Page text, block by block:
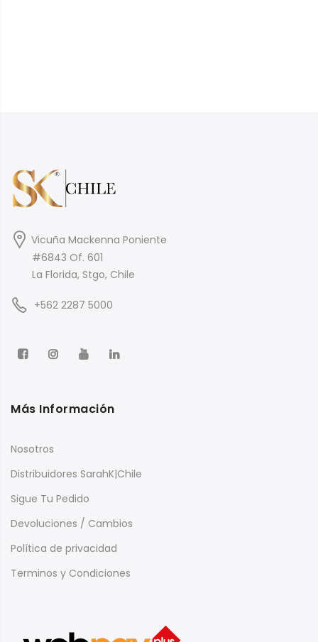
Vicuña Mackenna Poniente
#6843 Of. 601
La Florida, Stgo, Chile
+562 2287 5000
Más Información
Nosotros
Distribuidores SarahK|Chile
Sigue Tu Pedido
Devoluciones / Cambios
Política de privacidad
Terminos y Condiciones